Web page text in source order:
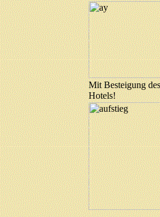
Mit Besteigung
Hotels!